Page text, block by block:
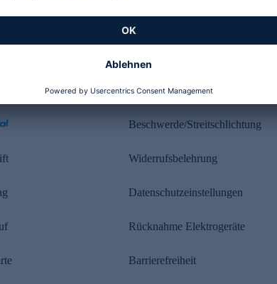
Rechtliches
Beschwerde/Streitschlichtung
Widerrufsbelehrung
Datenschutzeinstellungen
Rücknahme Elektrogeräte
Barrierefreiheit